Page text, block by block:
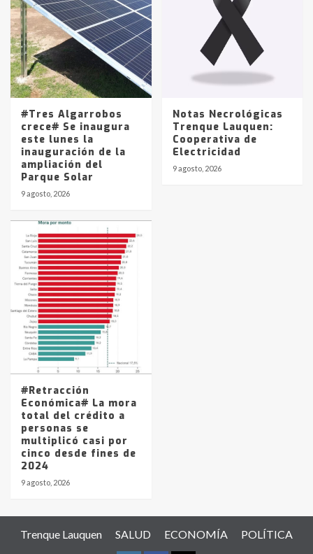
#Tres Algarrobos
crece# Se inaugura
este lunes la
inauguración de la
ampliación del
Parque Solar
9 agosto, 2026
Notas Necrológicas
Trenque Lauquen:
Cooperativa de
Electricidad
9 agosto, 2026
#Retracción
Económica# La mora
total del crédito a
personas se
multiplicó casi por
cinco desde fines de
2024
9 agosto, 2026
Trenque Lauquen SALUD ECONOMÍA POLÍTICA